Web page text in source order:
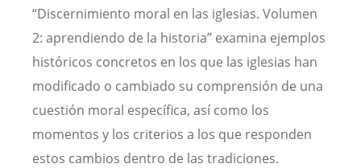
“Discernimiento moral en las iglesias. Volumen
2: aprendiendo de la historia” examina ejemplos
históricos concretos en los que las iglesias han
modificado o cambiado su comprensión de una
cuestión moral específica, así como los
momentos y los criterios a los que responden
estos cambios dentro de las tradiciones.